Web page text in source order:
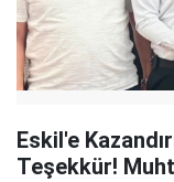
Eskil'e
Teşekkür!